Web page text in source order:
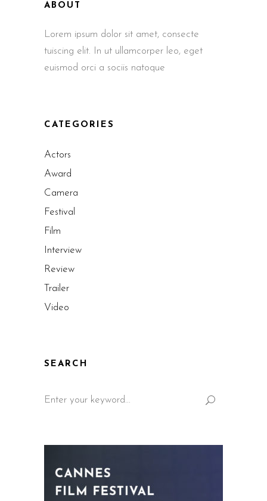
ABOUT
Lorem ipsum dolor sit amet, consecte
tuiscing elit. In ut ullamcorper leo, eget
euismod orci a sociis natoque
CATEGORIES
Actors
Award
Camera
Festival
Film
Interview
Review
Trailer
Video
SEARCH
for: